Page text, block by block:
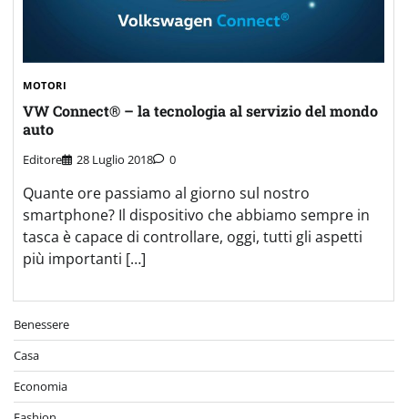
MOTORI
VW Connect® – la tecnologia al servizio del mondo
auto
Editore 28 Luglio 2018 0
Quante ore passiamo al giorno sul nostro
smartphone? Il dispositivo che abbiamo sempre in
tasca è capace di controllare, oggi, tutti gli aspetti
più importanti […]
Benessere
Casa
Economia